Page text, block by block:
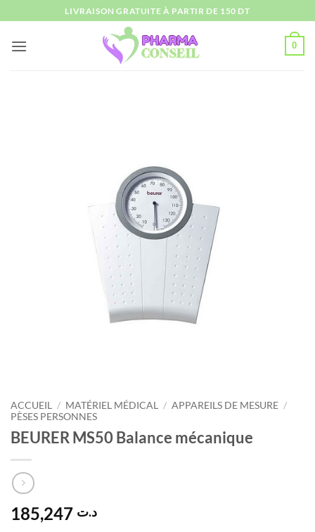
au
contenu
LIVRAISON GRATUITE À PARTIR DE 150 DT
0
ACCUEIL / MATÉRIEL MÉDICAL / APPAREILS DE MESURE /
PÈSES PERSONNES
BEURER MS50 Balance mécanique
د.ت